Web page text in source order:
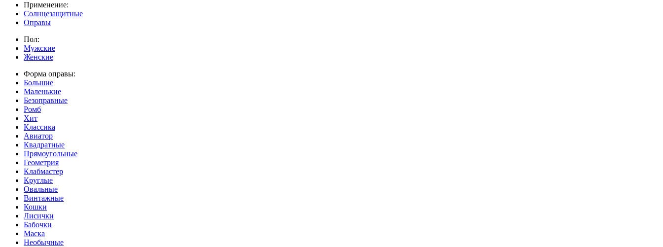
Применение:
Солнцезащитные
Оправы
Пол:
Мужские
Женские
Форма оправы:
Большие
Маленькие
Безоправные
Ромб
Хит
Классика
Авиатор
Квадратные
Прямоугольные
Геометрия
Клабмастер
Круглые
Овальные
Винтажные
Кошки
Лисички
Бабочки
Маска
Необычные